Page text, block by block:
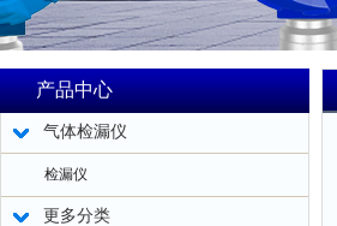
产品中心
气体检漏仪
检漏仪
更多分类